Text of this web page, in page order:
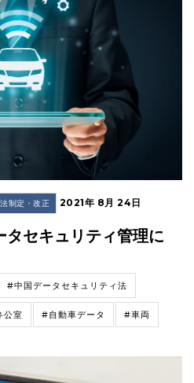
法制定・改正 2021年 8月 24日
セキュリティ管理に
#中国データセキュリティ法
公室 #自動車データ #車両